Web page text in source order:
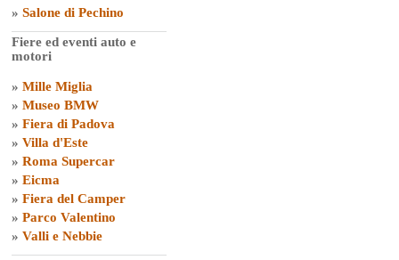
» Salone di Pechino
Fiere ed eventi auto e
motori
» Mille Miglia
» Museo BMW
» Fiera di Padova
» Villa d'Este
» Roma Supercar
» Eicma
» Fiera del Camper
» Parco Valentino
» Valli e Nebbie